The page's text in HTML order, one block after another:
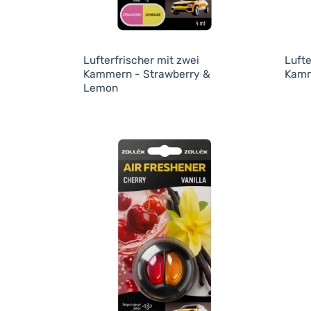
Lufterfrischer mit zwei
Kammern - Strawberry &
Lemon